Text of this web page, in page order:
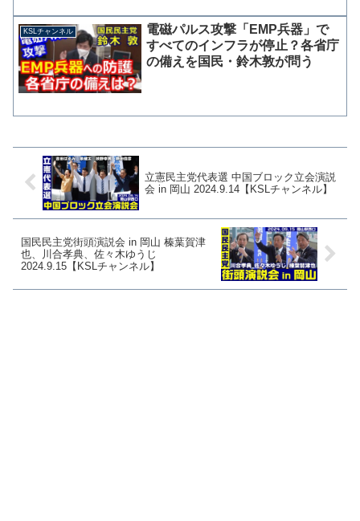
信回線による定時連絡を9日午前に試みた
が、北朝鮮が電...
KSLチャンネル
電磁パルス攻撃「EMP兵器」で
すべてのインフラが停止？各省庁
の備えを国民・鈴木敦が問う
立憲民主党代表選 中国ブロック立会演説
会 in 岡山 2024.9.14【KSLチャンネル】
国民民主党街頭演説会 in 岡山 榛葉賀津
也、川合孝典、佐々木ゆうじ
2024.9.15【KSLチャンネル】